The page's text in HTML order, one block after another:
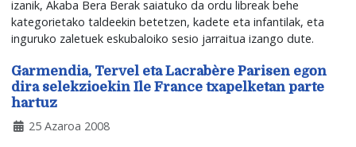
izanik, Akaba Bera Berak saiatuko da ordu libreak behe
kategorietako taldeekin betetzen, kadete eta infantilak, eta
inguruko zaletuek eskubaloiko sesio jarraitua izango dute.
Garmendia, Tervel eta Lacrabère Parisen egon
dira selekzioekin Ile France txapelketan parte
hartuz
25 Azaroa 2008